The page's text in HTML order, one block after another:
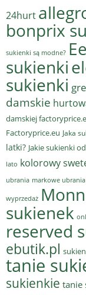
24hurt
bonprix
sukienki są modne?
sukienki
sukienki
damskie
damskiej
Factoryprice.eu Jaka
latki? Jakie sukienki
lato kolorowy
ubrania markowe
wyprzedaż
sukienek
reserved
ebutik.pl
tanie
sukienkie tanie